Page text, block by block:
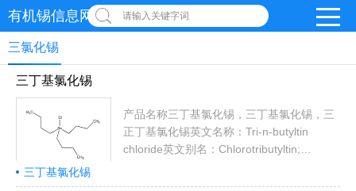
有机锡信息网 请输入关键字词
三氯化锡
三丁基氯化锡
产品名称三丁基氯化锡，三丁基氯化锡，三
正丁基氯化锡英文名称：Tri-n-butyltin
chloride英文别名：Chlorotributyltin;
choride; Tri-n-
三丁基氯化锡